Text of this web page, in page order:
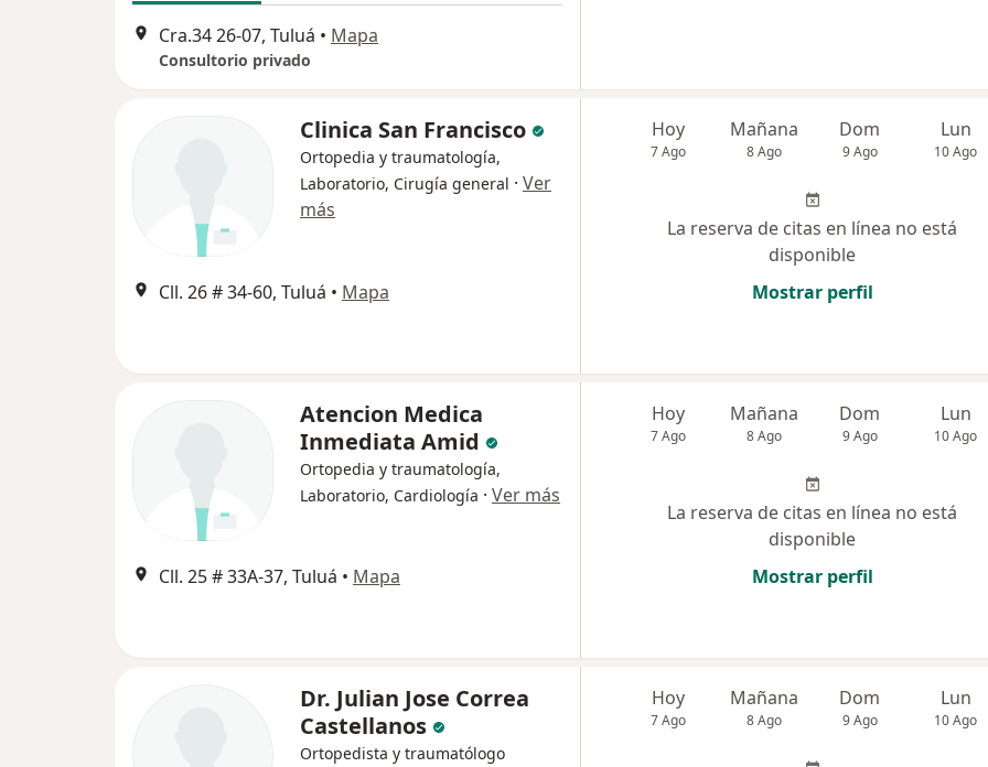
Cra.34 26-07, Tuluá • Mapa
Consultorio privado
Clinica San Francisco
Ortopedia y traumatología,
Laboratorio, Cirugía general · Ver
más
Cll. 26 # 34-60, Tuluá • Mapa
Hoy
7 Ago
Mañana
8 Ago
Dom
9 Ago
Lun
10 Ago
La reserva de citas en línea no está
disponible
Mostrar perfil
Atencion Medica
Inmediata Amid
Ortopedia y traumatología,
Laboratorio, Cardiología · Ver más
Cll. 25 # 33A-37, Tuluá • Mapa
Hoy
7 Ago
Mañana
8 Ago
Dom
9 Ago
Lun
10 Ago
La reserva de citas en línea no está
disponible
Mostrar perfil
Dr. Julian Jose Correa
Castellanos
Ortopedista y traumatólogo
Hoy
7 Ago
Mañana
8 Ago
Dom
9 Ago
Lun
10 Ago